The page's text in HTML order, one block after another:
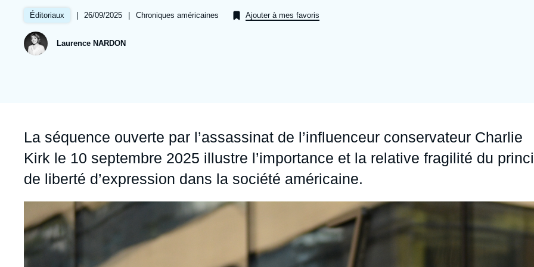
Partenariats et réseaux
Nous soutenir en tant que professionnel
Ramses
Intelligence artificielle
Guerre en Ukraine
Europe
Éditoriaux |
Date
publication
26/09/2025 |
Référence
Chroniques américaines Ajouter à mes favoris
Laurence NARDON
Accroche
La séquence ouverte par l’assassinat de l’influenceur conservateur Charlie
Kirk le 10 septembre 2025 illustre l’importance et la relative fragilité du
de liberté d’expression dans la société américaine.
principale